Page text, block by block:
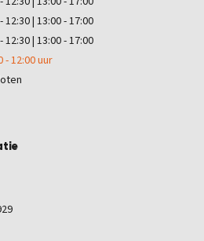
12:30 | 13:00 - 17:00
12:30 | 13:00 - 17:00
- 12:00 uur